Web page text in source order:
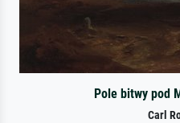
Pole bitwy pod
Carl